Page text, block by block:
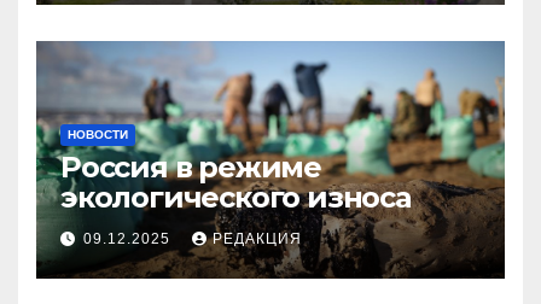
НОВОСТИ
Россия в режиме
экологического износа
09.12.2025 РЕДАКЦИЯ